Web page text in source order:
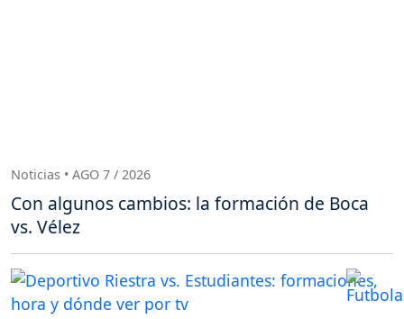
Noticias • AGO 7 / 2026
Con algunos cambios: la formación de Boca
vs. Vélez